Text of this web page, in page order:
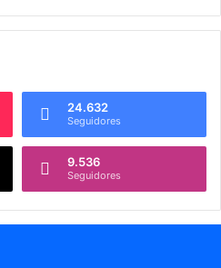
24.632
Seguidores
9.536
Seguidores